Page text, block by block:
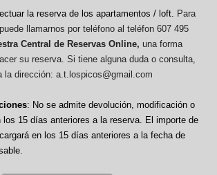
la reserva de los apartamentos / loft. Para
llamarnos por teléfono al teléfon 607 495
Central de Reservas Online, una forma
su reserva. Si tiene alguna duda o consulta,
la dirección: a.t.lospicos@gmail.com
: No se admite devolución, modificación o
los 15 días anteriores a la reserva. El importe de
en los 15 días anteriores a la fecha de